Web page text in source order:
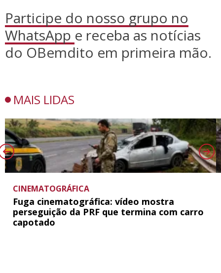
Participe do nosso grupo no
WhatsApp e receba as notícias
do OBemdito em primeira mão.
MAIS LIDAS
CINEMATOGRÁFICA
Fuga cinematográfica: vídeo mostra
perseguição da PRF que termina com carro
capotado